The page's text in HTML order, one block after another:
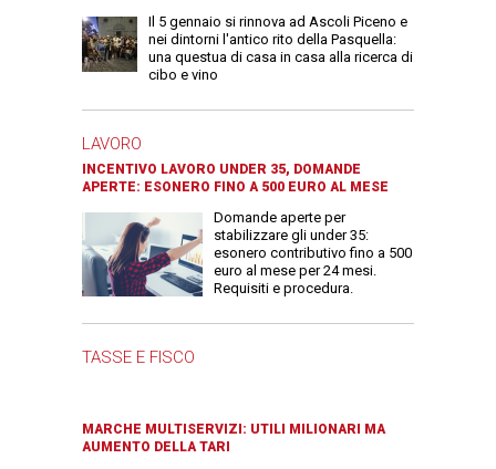
Il 5 gennaio si rinnova ad Ascoli Piceno e
nei dintorni l'antico rito della Pasquella:
una questua di casa in casa alla ricerca di
cibo e vino
LAVORO
INCENTIVO LAVORO UNDER 35, DOMANDE
APERTE: ESONERO FINO A 500 EURO AL MESE
Domande aperte per
stabilizzare gli under 35:
esonero contributivo fino a 500
euro al mese per 24 mesi.
Requisiti e procedura.
TASSE E FISCO
MARCHE MULTISERVIZI: UTILI MILIONARI MA
AUMENTO DELLA TARI